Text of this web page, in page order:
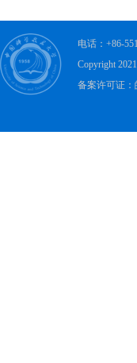
电话：+86-
Copyright
备案许可证：